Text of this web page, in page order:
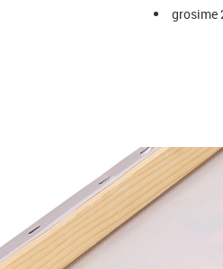
grosime